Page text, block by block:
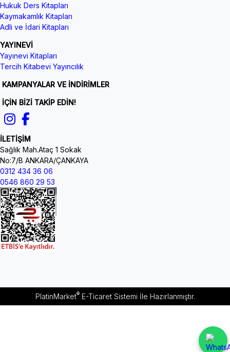
Hukuk Ders Kitapları
Kaymakamlık Kitapları
Adli ve İdari Kitapları
YAYINEVİ
Yayınevi Kitapları
Tercih Kitabevi Yayıncılık
KAMPANYALAR VE İNDİRİMLER
İÇİN BİZİ TAKİP EDİN!
İLETİŞİM
Sağlık Mah.Ataç 1 Sokak
No:7/B ANKARA/ÇANKAYA
0312 434 36 06
0546 860 29 53
PlatinMarket®E-Ticaret Sistemiİle Hazırlanmıştır.